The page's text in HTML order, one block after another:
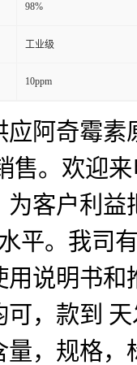
98%
工业级
10ppm
阿奇霉
售。欢迎
客户利
平。我司
说明书
，款到
，规格